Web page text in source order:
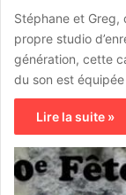
Stéphane et Greg,
propre studio
génération, cette
du son est
Lire la suite »